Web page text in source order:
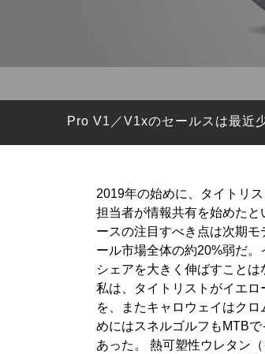
Pro V1／V1xのセールスは最近
2019年の始めに、タイトリ
担当者が情報共有を始めた
ースの注目すべき点は次期
ール市場全体の約20%弱だ
シェアを大きく伸ばすこと
私は、タイトリストがイエ
を、またキャロウェイはク
めにはスネルゴルフもMTB
あった。 熱可塑性ウレタン
Our Team 私たちのチーム
Our Mission 私たちの使命